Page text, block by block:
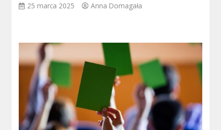
25 marca 2025 Anna Domagała